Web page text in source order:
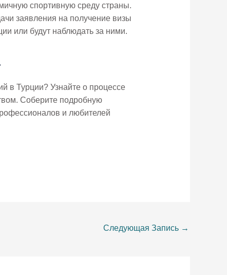
спортивную среду страны.
заявления на получение визы
или будут наблюдать за ними.
в Турции? Узнайте о процессе
Соберите подробную
и любителей
Следующая Запись →